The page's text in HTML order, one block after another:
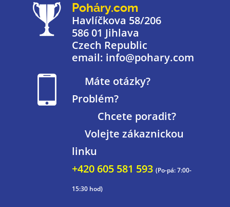
Poháry.com
Havlíčkova 58/206
586 01 Jihlava
Czech Republic
email: info@pohary.com
Máte otázky?
Problém?
Chcete poradit?
Volejte zákaznickou
linku
+420 605 581 593 (Po-pá: 7:00-
15:30 hod)